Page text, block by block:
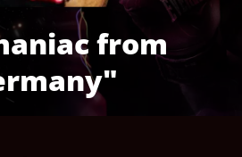
from